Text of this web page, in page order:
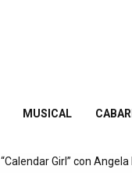
MUSICAL
“Calendar Girl” con